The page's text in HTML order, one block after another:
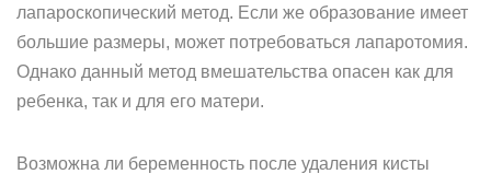
лапароскопический метод. Если же образование имеет
большие размеры, может потребоваться лапаротомия.
Однако данный метод вмешательства опасен как для
ребенка, так и для его матери.
Возможна ли беременность после удаления кисты